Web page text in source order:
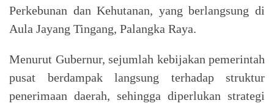
Perkebunan dan Kehutanan, yang berlangsung di
Aula Jayang Tingang, Palangka Raya.
Menurut Gubernur, sejumlah kebijakan pemerintah
pusat berdampak langsung terhadap struktur
penerimaan daerah, sehingga diperlukan strategi